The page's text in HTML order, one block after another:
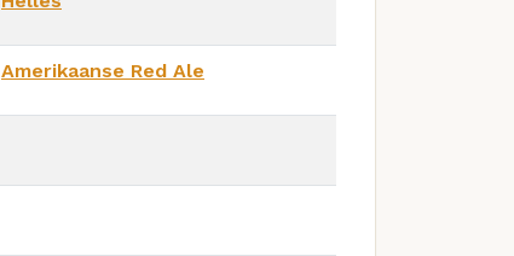
Amerikaanse Red Ale